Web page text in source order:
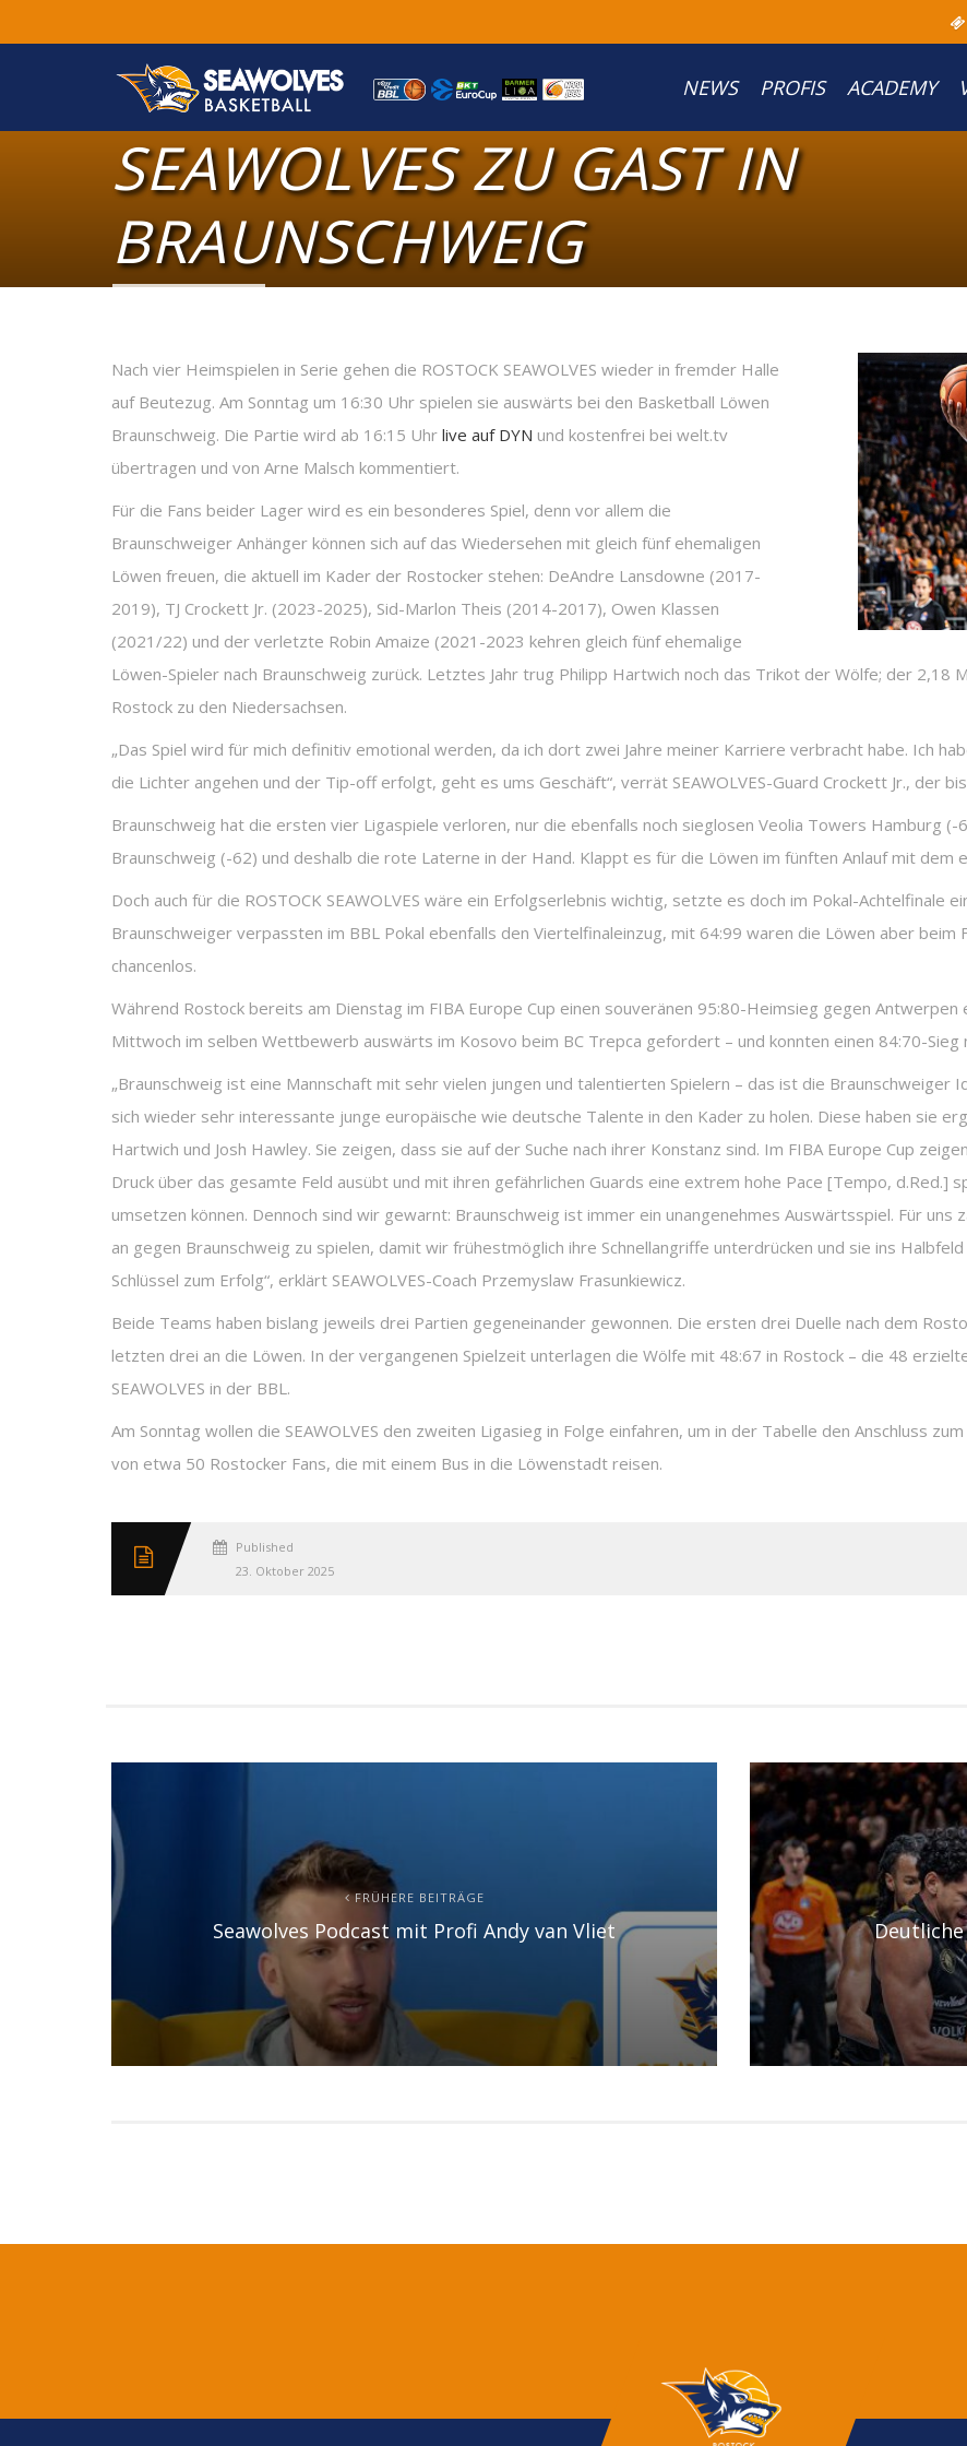
NEWS PROFIS ACADEMY
SEAWOLVES ZU GAST IN
BRAUNSCHWEIG
Nach vier Heimspielen in Serie gehen die ROSTOCK SEAWOLVES wieder in fremder Halle
auf Beutezug. Am Sonntag um 16:30 Uhr spielen sie auswärts bei den Basketball Löwen
Braunschweig. Die Partie wird ab 16:15 Uhr live auf DYN und kostenfrei bei welt.tv
übertragen und von Arne Malsch kommentiert.
Für die Fans beider Lager wird es ein besonderes Spiel, denn vor allem die
Braunschweiger Anhänger können sich auf das Wiedersehen mit gleich fünf ehemaligen
Löwen freuen, die aktuell im Kader der Rostocker stehen: DeAndre Lansdowne (2017-
2019), TJ Crockett Jr. (2023-2025), Sid-Marlon Theis (2014-2017), Owen Klassen
(2021/22) und der verletzte Robin Amaize (2021-2023 kehren gleich fünf ehemalige
Löwen-Spieler nach Braunschweig zurück. Letztes Jahr trug Philipp Hartwich noch das Trikot der Wölfe; der
Rostock zu den Niedersachsen.
„Das Spiel wird für mich definitiv emotional werden, da ich dort zwei Jahre meiner Karriere verbracht habe. Ich
die Lichter angehen und der Tip-off erfolgt, geht es ums Geschäft“, verrät SEAWOLVES-Guard Crockett Jr., der
Braunschweig hat die ersten vier Ligaspiele verloren, nur die ebenfalls noch sieglosen Veolia Towers Hamburg
Braunschweig (-62) und deshalb die rote Laterne in der Hand. Klappt es für die Löwen im fünften Anlauf mit dem
Doch auch für die ROSTOCK SEAWOLVES wäre ein Erfolgserlebnis wichtig, setzte es doch im Pokal-Achtelfinale
Braunschweiger verpassten im BBL Pokal ebenfalls den Viertelfinaleinzug, mit 64:99 waren die Löwen aber beim
chancenlos.
Während Rostock bereits am Dienstag im FIBA Europe Cup einen souveränen 95:80-Heimsieg gegen
Mittwoch im selben Wettbewerb auswärts im Kosovo beim BC Trepca gefordert – und konnten einen 84:70-Sieg
„Braunschweig ist eine Mannschaft mit sehr vielen jungen und talentierten Spielern – das ist die Braunschweiger
sich wieder sehr interessante junge europäische wie deutsche Talente in den Kader zu holen. Diese haben sie
Hartwich und Josh Hawley. Sie zeigen, dass sie auf der Suche nach ihrer Konstanz sind. Im FIBA Europe Cup
Druck über das gesamte Feld ausübt und mit ihren gefährlichen Guards eine extrem hohe Pace [Tempo, d.Red.]
umsetzen können. Dennoch sind wir gewarnt: Braunschweig ist immer ein unangenehmes Auswärtsspiel. Für uns
an gegen Braunschweig zu spielen, damit wir frühestmöglich ihre Schnellangriffe unterdrücken und sie ins
Schlüssel zum Erfolg“, erklärt SEAWOLVES-Coach Przemyslaw Frasunkiewicz.
Beide Teams haben bislang jeweils drei Partien gegeneinander gewonnen. Die ersten drei Duelle nach dem
letzten drei an die Löwen. In der vergangenen Spielzeit unterlagen die Wölfe mit 48:67 in Rostock – die 48
SEAWOLVES in der BBL.
Am Sonntag wollen die SEAWOLVES den zweiten Ligasieg in Folge einfahren, um in der Tabelle den Anschluss
von etwa 50 Rostocker Fans, die mit einem Bus in die Löwenstadt reisen.
Published
23. Oktober 2025
FRÜHERE BEITRÄGE
Seawolves Podcast mit Profi Andy van Vliet